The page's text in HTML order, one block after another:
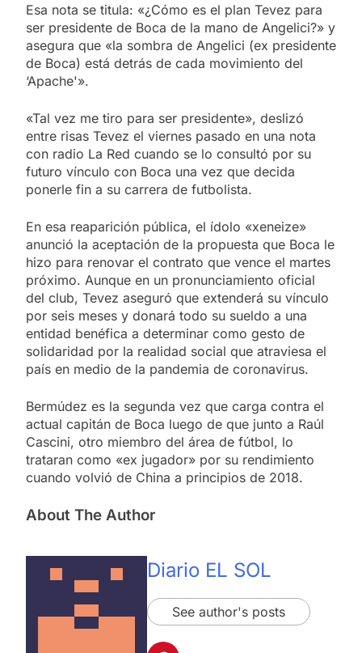
Esa nota se titula: «¿Cómo es el plan Tevez para
ser presidente de Boca de la mano de Angelici?» y
asegura que «la sombra de Angelici (ex presidente
de Boca) está detrás de cada movimiento del
‘Apache'».
«Tal vez me tiro para ser presidente», deslizó
entre risas Tevez el viernes pasado en una nota
con radio La Red cuando se lo consultó por su
futuro vínculo con Boca una vez que decida
ponerle fin a su carrera de futbolista.
En esa reaparición pública, el ídolo «xeneize»
anunció la aceptación de la propuesta que Boca le
hizo para renovar el contrato que vence el martes
próximo. Aunque en un pronunciamiento oficial
del club, Tevez aseguró que extenderá su vínculo
por seis meses y donará todo su sueldo a una
entidad benéfica a determinar como gesto de
solidaridad por la realidad social que atraviesa el
país en medio de la pandemia de coronavirus.
Bermúdez es la segunda vez que carga contra el
actual capitán de Boca luego de que junto a Raúl
Cascini, otro miembro del área de fútbol, lo
trataran como «ex jugador» por su rendimiento
cuando volvió de China a principios de 2018.
About The Author
Diario EL SOL
See author's posts